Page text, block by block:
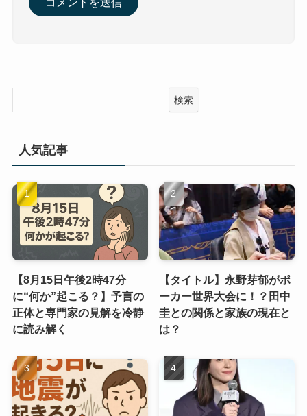
検索
人気記事
【8月15日午後2時47分
に“何か”起こる？】予言の
正体と専門家の見解を冷静
に読み解く
【タイトル】永野芽郁がポ
ーカー世界大会に！？田中
圭との関係と家族の現在と
は？